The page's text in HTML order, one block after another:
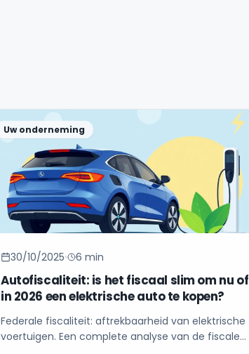
Uw onderneming
30/10/2025 6 min
Autofiscaliteit: is het fiscaal slim om nu of
in 2026 een elektrische auto te kopen?
Federale fiscaliteit: aftrekbaarheid van elektrische
voertuigen. Een complete analyse van de fiscale